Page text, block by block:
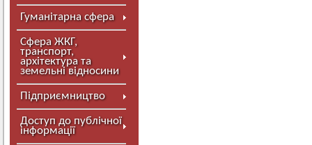
Гуманітарна сфера
Сфера ЖКГ,
транспорт,
архітектура та
земельні відносини
Підприємництво
Доступ до публічної
інформації